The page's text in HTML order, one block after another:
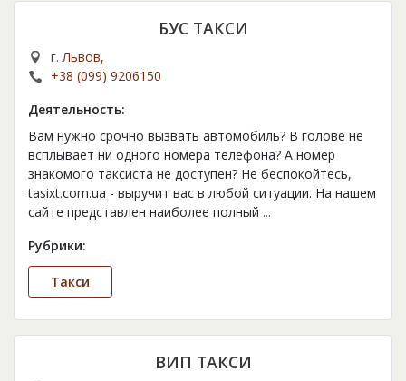
БУС ТАКСИ
г. Львов,
+38 (099) 9206150
Деятельность:
Вам нужно срочно вызвать автомобиль? В голове не
всплывает ни одного номера телефона? А номер
знакомого таксиста не доступен? Не беспокойтесь,
tasixt.com.ua - выручит вас в любой ситуации. На нашем
сайте представлен наиболее полный ...
Рубрики:
Такси
ВИП ТАКСИ